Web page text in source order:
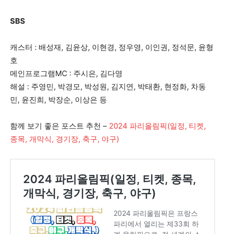
SBS
캐스터 : 배성재, 김윤상, 이현경, 정우영, 이인권, 정석문, 윤형
호
메인프로그램MC : 주시은, 김다영
해설 : 주영민, 박경모, 박성원, 김지연, 박태환, 현정화, 차동
민, 윤진희, 박장순, 이상은 등
함께 보기 좋은 포스트 추천 – 2024 파리올림픽(일정, 티켓,
종목, 개막식, 경기장, 축구, 야구)